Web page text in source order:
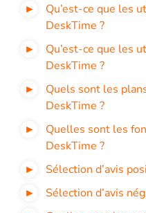
Qu’est-ce que les
DeskTime ?
Qu’est-ce que les
DeskTime ?
Quels sont les
DeskTime ?
Quelles sont les
DeskTime ?
Sélection d’avis
Sélection d’avis